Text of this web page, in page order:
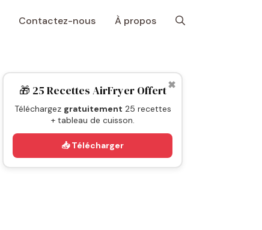
Contactez-nous À propos
✖
🎁 25 Recettes AirFryer Offert
Téléchargez gratuitement 25 recettes
+ tableau de cuisson.
📥 Télécharger